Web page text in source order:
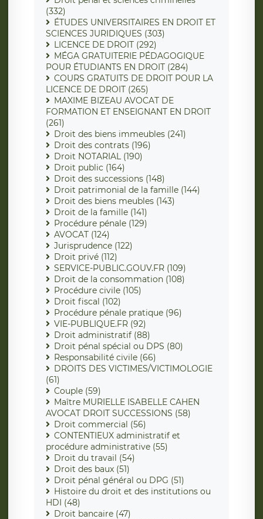
(332)
ÉTUDES UNIVERSITAIRES EN DROIT ET
SCIENCES JURIDIQUES (303)
LICENCE DE DROIT (292)
MÉGA GRATUITERIE PÉDAGOGIQUE
POUR ÉTUDIANTS EN DROIT (284)
COURS GRATUITS DE DROIT POUR LA
LICENCE DE DROIT (265)
MAXIME BIZEAU AVOCAT DE
FORMATION ET ENSEIGNANT EN DROIT
(261)
Droit des biens immeubles (241)
Droit des contrats (196)
Droit NOTARIAL (190)
Droit public (164)
Droit des successions (148)
Droit patrimonial de la famille (144)
Droit des biens meubles (143)
Droit de la famille (141)
Procédure pénale (129)
AVOCAT (124)
Jurisprudence (122)
Droit privé (112)
SERVICE-PUBLIC.GOUV.FR (109)
Droit de la consommation (108)
Procédure civile (105)
Droit fiscal (102)
Procédure pénale pratique (96)
VIE-PUBLIQUE.FR (92)
Droit administratif (88)
Droit pénal spécial ou DPS (80)
Responsabilité civile (66)
DROITS DES VICTIMES/VICTIMOLOGIE
(61)
Couple (59)
Maître MURIELLE ISABELLE CAHEN
AVOCAT DROIT SUCCESSIONS (58)
Droit commercial (56)
CONTENTIEUX administratif et
procédure administrative (55)
Droit du travail (54)
Droit des baux (51)
Droit pénal général ou DPG (51)
Histoire du droit et des institutions ou
HDI (48)
Droit bancaire (47)